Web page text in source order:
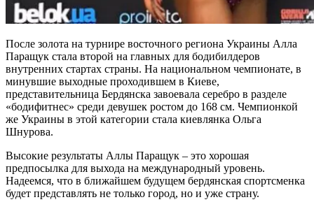
После золота на турнире восточного региона Украины Алла
Паращук стала второй на главных для бодибилдеров
внутренних стартах страны. На национальном чемпионате, в
минувшие выходные проходившем в Киеве,
представительница Бердянска завоевала серебро в разделе
«бодифитнес» среди девушек ростом до 168 см. Чемпионкой
же Украины в этой категории стала киевлянка Ольга
Шнурова.
Высокие результаты Аллы Паращук – это хорошая
предпосылка для выхода на международный уровень.
Надеемся, что в ближайшем будущем бердянская спортсменка
будет представлять не только город, но и уже страну.